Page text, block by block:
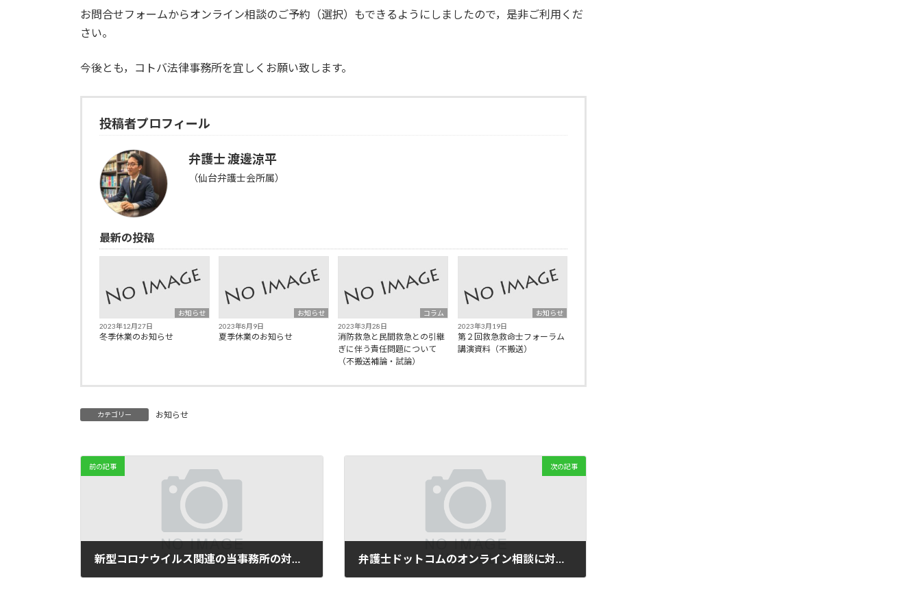
お問合せフォームからオンライン相談のご予約（選択）もできるようにしましたので，是非ご利用くだ
さい。
今後とも，コトバ法律事務所を宜しくお願い致します。
投稿者プロフィール
弁護士 渡邊涼平
（仙台弁護士会所属）
最新の投稿
お知らせ
2023年12月27日
冬季休業のお知らせ
お知らせ
2023年8月9日
夏季休業のお知らせ
コラム
2023年3月28日
消防救急と民間救急との引継
ぎに伴う責任問題について
（不搬送補論・試論）
お知らせ
2023年3月19日
第２回救急救命士フォーラム
講演資料（不搬送）
カテゴリー お知らせ
前の記事
新型コロナウイルス関連の当事務所の対応について
次の記事
弁護士ドットコムのオンライン相談に対応しました。